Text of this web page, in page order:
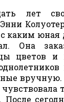
лет
каким
Она
цветов и
вручную.